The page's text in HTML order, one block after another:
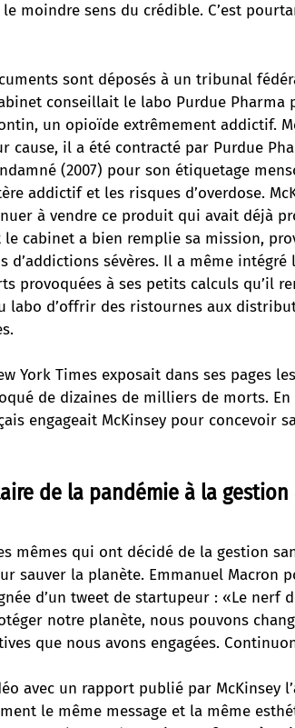
moindre sens du crédible. C’est
sont déposés à un tribunal
conseillait le labo Purdue Pharma
un opioïde extrêmement addictif.
cause, il a été contracté par Purdue
(2007) pour son étiquetage
addictif et les risques d’overdose.
à vendre ce produit qui avait déjà
le cabinet a bien remplie sa mission,
d’addictions sévères. Il a même intégré
provoquées à ses petits calculs qu’il
labo d’offrir des ristournes aux
York Times exposait dans ses pages
de dizaines de milliers de morts. En
engageait McKinsey pour concevoir
de la pandémie à la
mêmes qui ont décidé de la gestion
sauver la planète. Emmanuel Macron
d’un tweet de startupeur : «Le nerf
notre planète, nous pouvons
que nous avons engagées.
avec un rapport publié par McKinsey
le même message et la même